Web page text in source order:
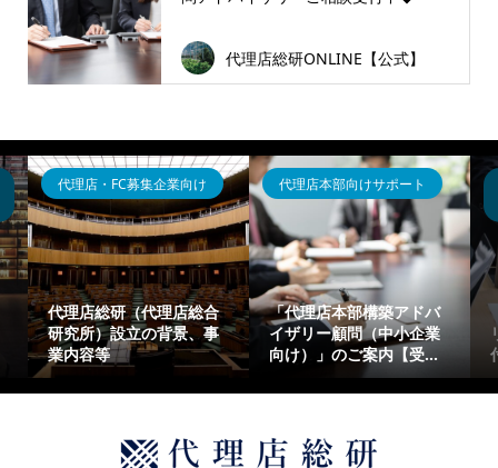
代理店総研ONLINE【公式】
代理店・FC募集企業向け
代理店総研（代理店総合
研究所）設立の背景、事
業内容等
代理店本部向けサポート
「代理店本部構築アドバ
イザリー顧問（中小企業
向け）」のご案内【受...